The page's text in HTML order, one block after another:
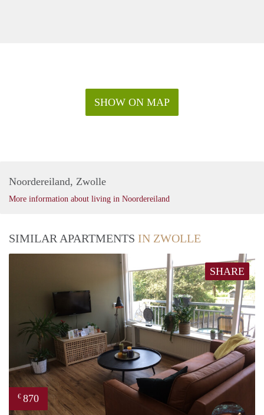
SHOW ON MAP
Noordereiland, Zwolle
More information about living in Noordereiland
SIMILAR APARTMENTS IN ZWOLLE
SHARE
€ 870